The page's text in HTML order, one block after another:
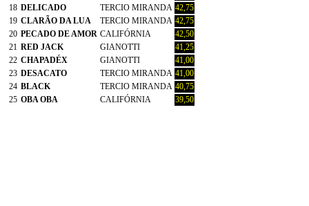
18 DELICADO TERCIO MIRANDA 42,75
19 CLARÃO DA LUA TERCIO MIRANDA 42,75
20 PECADO DE AMOR CALIFÓRNIA
42,50
21 RED JACK GIANOTTI
41,25
22 CHAPADÉX GIANOTTI
41,00
23 DESACATO TERCIO MIRANDA 41,00
24 BLACK TERCIO MIRANDA 40,75
25 OBA OBA CALIFÓRNIA 39,50